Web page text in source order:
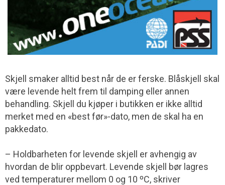
Skjell smaker alltid best når de er ferske. Blåskjell skal
være levende helt frem til damping eller annen
behandling. Skjell du kjøper i butikken er ikke alltid
merket med en «best før»-dato, men de skal ha en
pakkedato.
– Holdbarheten for levende skjell er avhengig av
hvordan de blir oppbevart. Levende skjell bør lagres
ved temperaturer mellom 0 og 10 ºC, skriver